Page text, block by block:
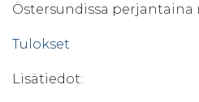
Östersundissa
Tulokset
Lisätiedot: